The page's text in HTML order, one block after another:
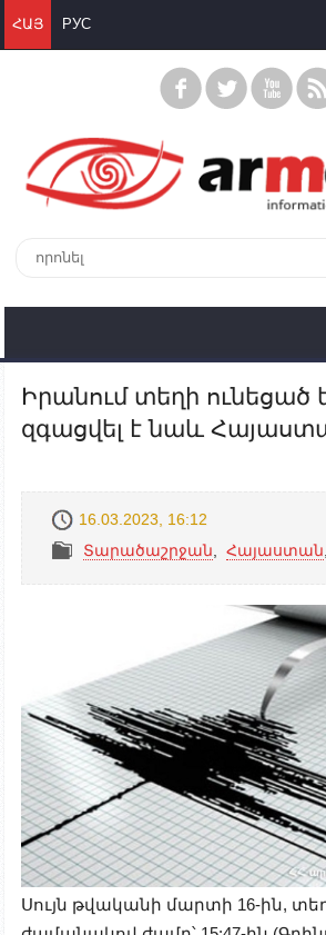
ՀԱՅ РУС
Իրանում տեղի ունեցած
զգացվել է նաև
16.03.2023, 16:12
Տարածաշրջան
Հայաստան
Սույն թվականի մարտի 16-ին,